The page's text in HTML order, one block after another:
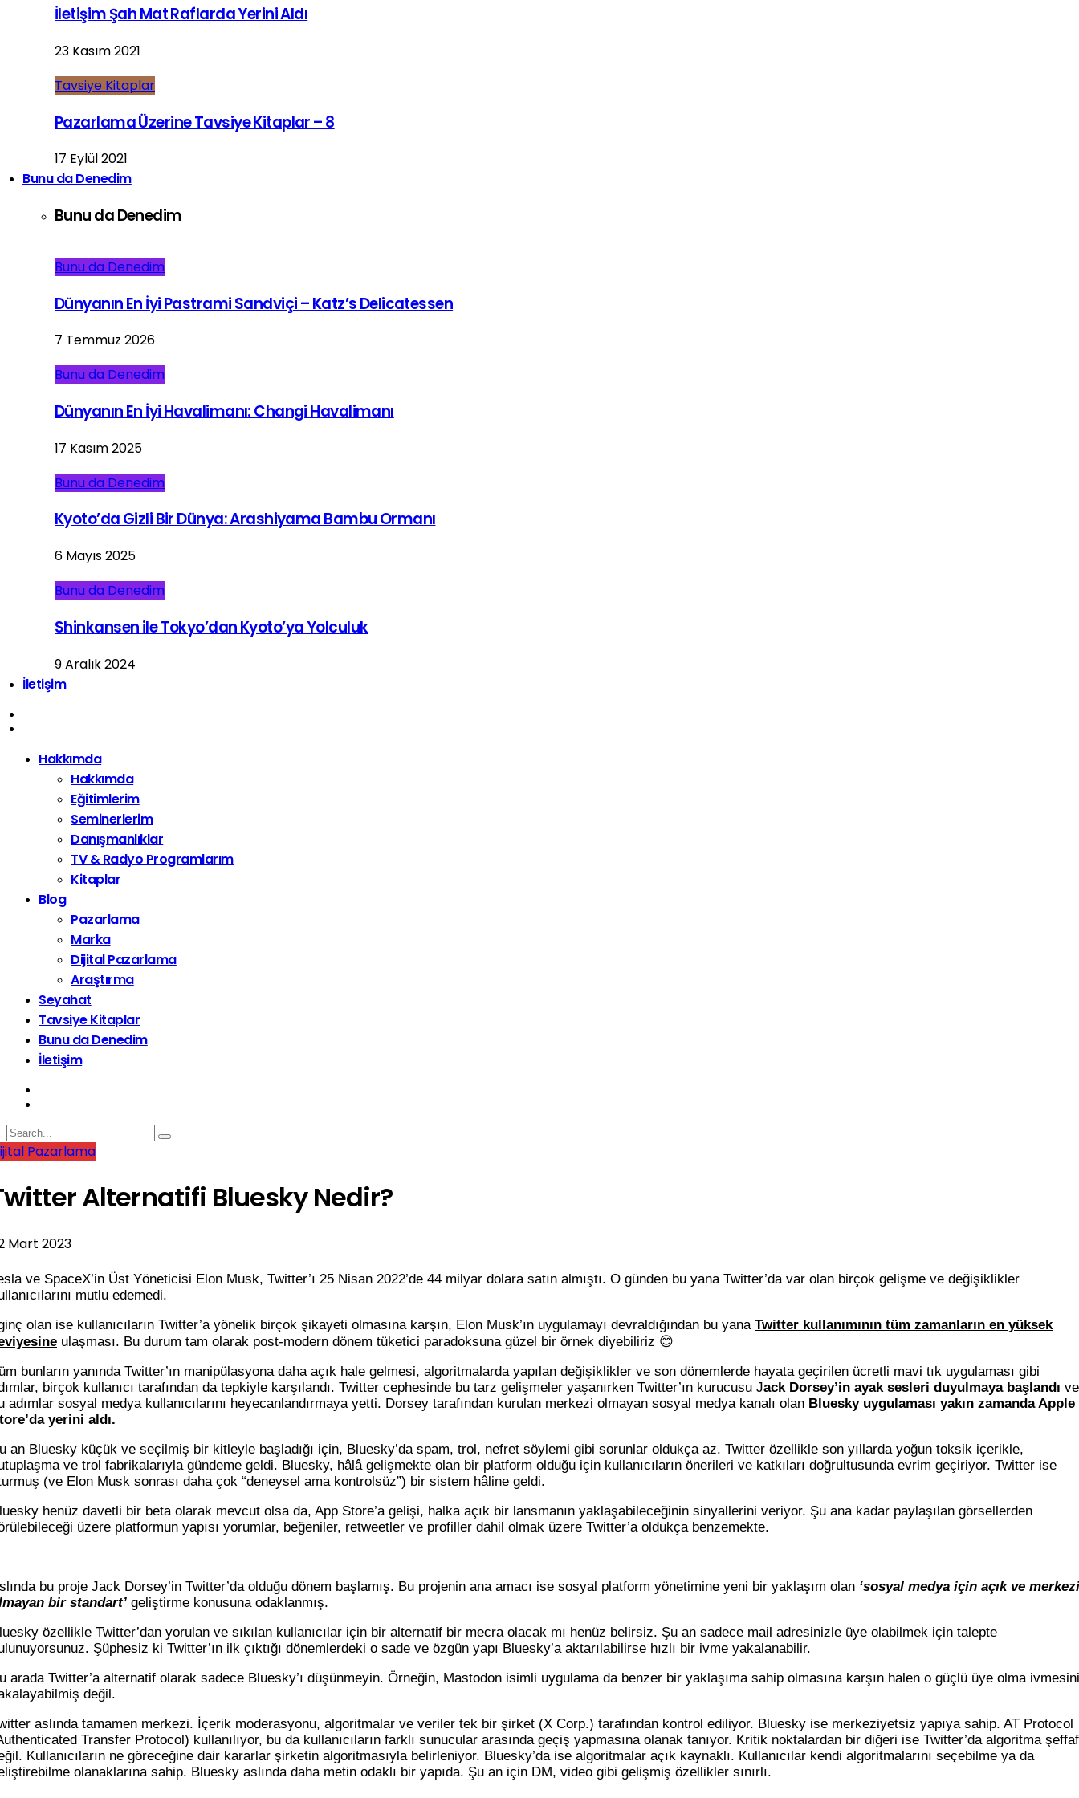
İletişim Şah Mat Raflarda Yerini Aldı
23 Kasım 2021
Tavsiye Kitaplar
Pazarlama Üzerine Tavsiye Kitaplar – 8
17 Eylül 2021
Bunu da Denedim
Bunu da Denedim
Bunu da Denedim
Dünyanın En İyi Pastrami Sandviçi – Katz’s Delicatessen
7 Temmuz 2026
Bunu da Denedim
Dünyanın En İyi Havalimanı: Changi Havalimanı
17 Kasım 2025
Bunu da Denedim
Kyoto’da Gizli Bir Dünya: Arashiyama Bambu Ormanı
6 Mayıs 2025
Bunu da Denedim
Shinkansen ile Tokyo’dan Kyoto’ya Yolculuk
9 Aralık 2024
İletişim
Hakkımda
Hakkımda
Eğitimlerim
Seminerlerim
Danışmanlıklar
TV & Radyo Programlarım
Kitaplar
Blog
Pazarlama
Marka
Dijital Pazarlama
Araştırma
Seyahat
Tavsiye Kitaplar
Bunu da Denedim
İletişim
Pazarlama
Alternatifi Bluesky Nedir?
Mart 2023
ve SpaceX’in Üst Yöneticisi Elon Musk, Twitter’ı 25 Nisan 2022’de 44 milyar dolara satın almıştı. O günden bu yana Twitter’da var olan birçok gelişme ve değişiklikler
mutlu edemedi.
olan ise kullanıcıların Twitter’a yönelik birçok şikayeti olmasına karşın, Elon Musk’ın uygulamayı devraldığından bu yana Twitter kullanımının tüm zamanların en yüksek
ulaşması. Bu durum tam olarak post-modern dönem tüketici paradoksuna güzel bir örnek diyebiliriz 😊
bunların yanında Twitter’ın manipülasyona daha açık hale gelmesi, algoritmalarda yapılan değişiklikler ve son dönemlerde hayata geçirilen ücretli mavi tık uygulaması gibi
birçok kullanıcı tarafından da tepkiyle karşılandı. Twitter cephesinde bu tarz gelişmeler yaşanırken Twitter’ın kurucusu Jack Dorsey’in ayak sesleri duyulmaya başlandı ve
adımlar sosyal medya kullanıcılarını heyecanlandırmaya yetti. Dorsey tarafından kurulan merkezi olmayan sosyal medya kanalı olan Bluesky uygulaması yakın zamanda Apple
yerini aldı.
an Bluesky küçük ve seçilmiş bir kitleyle başladığı için, Bluesky’da spam, trol, nefret söylemi gibi sorunlar oldukça az. Twitter özellikle son yıllarda yoğun toksik içerikle,
ve trol fabrikalarıyla gündeme geldi. Bluesky, hâlâ gelişmekte olan bir platform olduğu için kullanıcıların önerileri ve katkıları doğrultusunda evrim geçiriyor. Twitter ise
(ve Elon Musk sonrası daha çok “deneysel ama kontrolsüz”) bir sistem hâline geldi.
henüz davetli bir beta olarak mevcut olsa da, App Store’a gelişi, halka açık bir lansmanın yaklaşabileceğinin sinyallerini veriyor. Şu ana kadar paylaşılan görsellerden
üzere platformun yapısı yorumlar, beğeniler, retweetler ve profiller dahil olmak üzere Twitter’a oldukça benzemekte.
bu proje Jack Dorsey’in Twitter’da olduğu dönem başlamış. Bu projenin ana amacı ise sosyal platform yönetimine yeni bir yaklaşım olan ‘sosyal medya için açık ve merkezi
bir standart’ geliştirme konusuna odaklanmış.
özellikle Twitter’dan yorulan ve sıkılan kullanıcılar için bir alternatif bir mecra olacak mı henüz belirsiz. Şu an sadece mail adresinizle üye olabilmek için talepte
Şüphesiz ki Twitter’ın ilk çıktığı dönemlerdeki o sade ve özgün yapı Bluesky’a aktarılabilirse hızlı bir ivme yakalanabilir.
arada Twitter’a alternatif olarak sadece Bluesky’ı düşünmeyin. Örneğin, Mastodon isimli uygulama da benzer bir yaklaşıma sahip olmasına karşın halen o güçlü üye olma ivmesini
değil.
aslında tamamen merkezi. İçerik moderasyonu, algoritmalar ve veriler tek bir şirket (X Corp.) tarafından kontrol ediliyor. Bluesky ise merkeziyetsiz yapıya sahip. AT Protocol
Transfer Protocol) kullanılıyor, bu da kullanıcıların farklı sunucular arasında geçiş yapmasına olanak tanıyor. Kritik noktalardan bir diğeri ise Twitter’da algoritma şeffaf
Kullanıcıların ne göreceğine dair kararlar şirketin algoritmasıyla belirleniyor. Bluesky’da ise algoritmalar açık kaynaklı. Kullanıcılar kendi algoritmalarını seçebilme ya da
olanaklarına sahip. Bluesky aslında daha metin odaklı bir yapıda. Şu an için DM, video gibi gelişmiş özellikler sınırlı.